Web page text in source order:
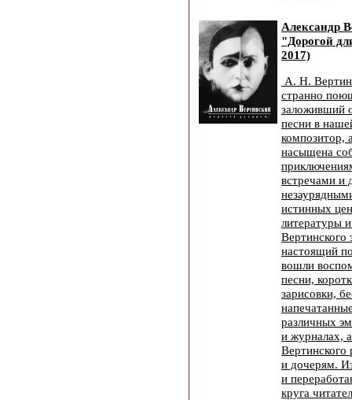
Александр
"Дорогой
2017)
А. Н.
странно
заложивший
песни в
композитор,
насыщена
встречами и
истинных
литературы
Вертинского
настоящий
вошли
песни,
зарисовки,
различных
и журналах,
и дочерям.
и
круга